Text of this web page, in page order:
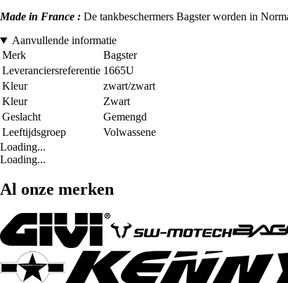
Made in France : De tankbeschermers Bagster worden in
Aanvullende informatie
Merk
Bagster
Leveranciersreferentie 1665U
Kleur
zwart/zwart
Kleur
Zwart
Geslacht
Gemengd
Leeftijdsgroep
Volwassene
Loading...
Loading...
Al onze merken